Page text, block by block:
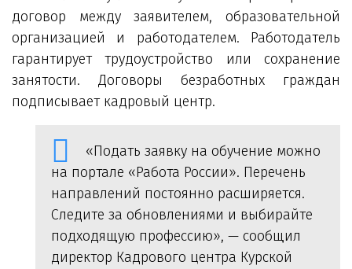
договор между заявителем, образовательной
организацией и работодателем. Работодатель
гарантирует трудоустройство или сохранение
занятости. Договоры безработных граждан
подписывает кадровый центр.
«Подать заявку на обучение можно
на портале «Работа России». Перечень
направлений постоянно расширяется.
Следите за обновлениями и выбирайте
подходящую профессию», — сообщил
директор Кадрового центра Курской